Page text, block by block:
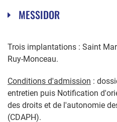
MESSIDOR
Trois implantations : Saint
Ruy-Monceau.
Conditions d'admission :
entretien puis Notification
des droits et de l'autonomie
(CDAPH).